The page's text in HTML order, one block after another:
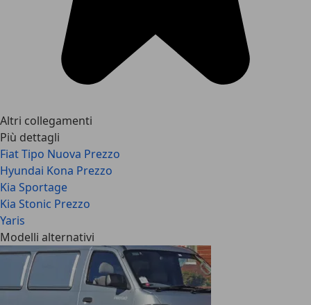
Altri collegamenti
Più dettagli
Fiat Tipo Nuova Prezzo
Hyundai Kona Prezzo
Kia Sportage
Kia Stonic Prezzo
Yaris
Modelli alternativi